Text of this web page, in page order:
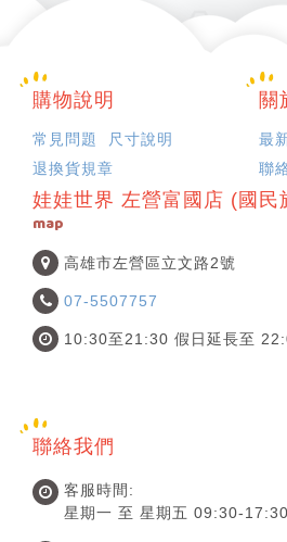
購物說明
常見問題
尺寸說明
退換貨規章
關
最
聯
娃娃世界 左營富國店 (國民
map
高雄市左營區立文路2號
07-5507757
10:30至21:30 假日延長至
聯絡我們
客服時間:
星期一 至 星期五 09:30-17:30